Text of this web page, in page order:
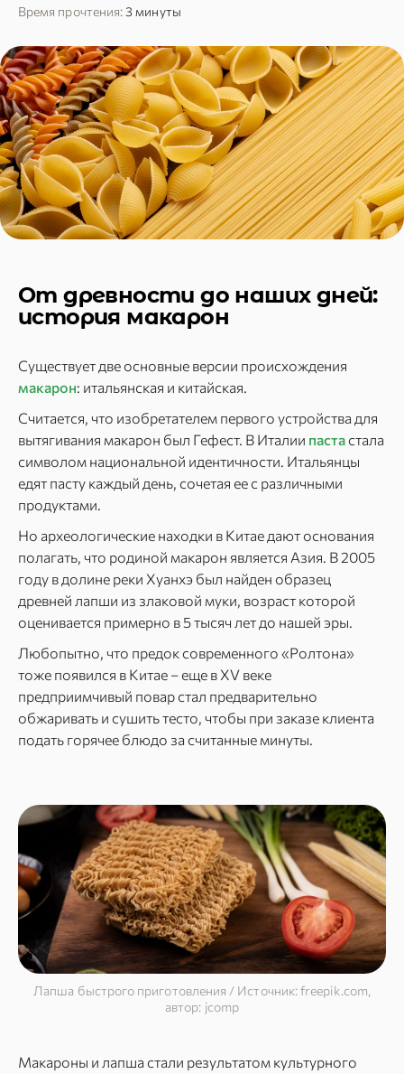
Время прочтения:3 минуты
От древности до наших дней:
история макарон
Существует две основные версии происхождения
макарон: итальянская и китайская.
Считается, что изобретателем первого устройства для
вытягивания макарон был Гефест. В Италии паста стала
символом национальной идентичности. Итальянцы
едят пасту каждый день, сочетая ее с различными
продуктами.
Но археологические находки в Китае дают основания
полагать, что родиной макарон является Азия. В 2005
году в долине реки Хуанхэ был найден образец
древней лапши из злаковой муки, возраст которой
оценивается примерно в 5 тысяч лет до нашей эры.
Любопытно, что предок современного «Ролтона»
тоже появился в Китае – еще в XV веке
предприимчивый повар стал предварительно
обжаривать и сушить тесто, чтобы при заказе клиента
подать горячее блюдо за считанные минуты.
Лапша быстрого приготовления / Источник: freepik.com,
автор: jcomp
Макароны и лапша стали результатом культурного